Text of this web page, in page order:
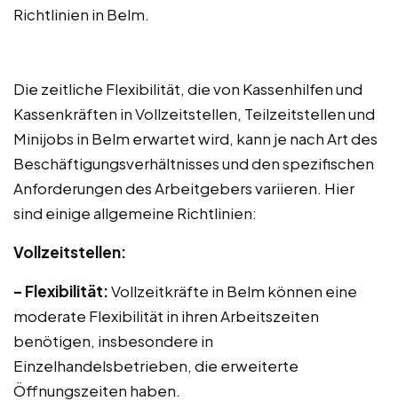
Richtlinien in Belm.
Die zeitliche Flexibilität, die von Kassenhilfen und
Kassenkräften in Vollzeitstellen, Teilzeitstellen und
Minijobs in Belm erwartet wird, kann je nach Art des
Beschäftigungsverhältnisses und den spezifischen
Anforderungen des Arbeitgebers variieren. Hier
sind einige allgemeine Richtlinien:
Vollzeitstellen:
– Flexibilität:Vollzeitkräfte in Belm können eine
moderate Flexibilität in ihren Arbeitszeiten
benötigen, insbesondere in
Einzelhandelsbetrieben, die erweiterte
Öffnungszeiten haben.